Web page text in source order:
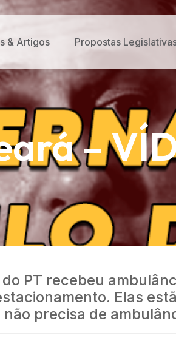
–
PT recebeu
Elas
precisa de
& Artigos Propostas